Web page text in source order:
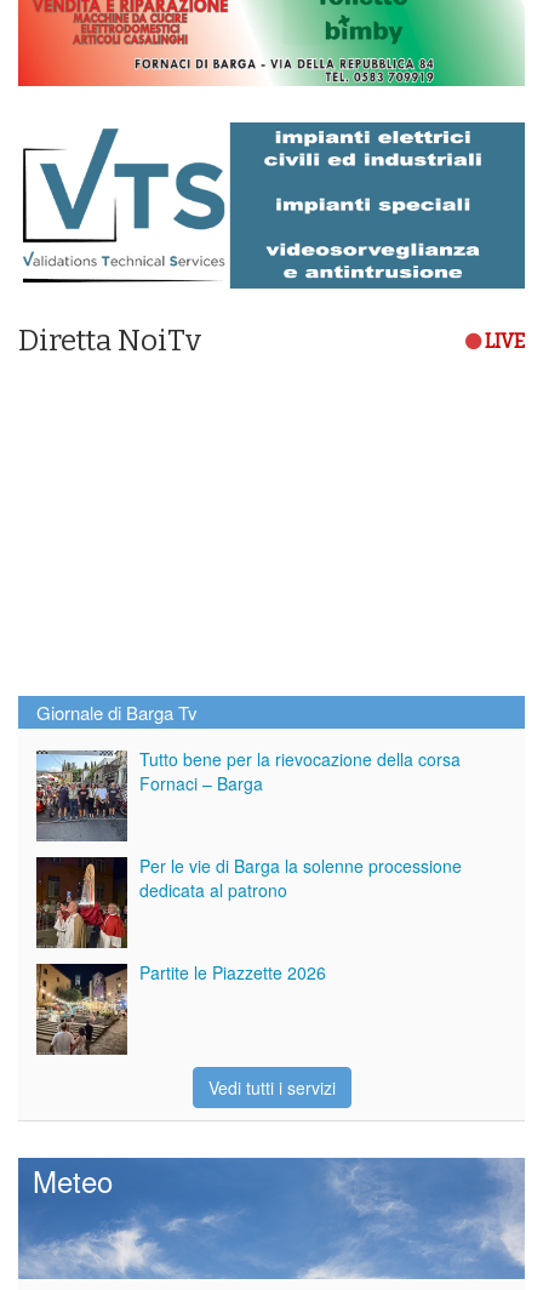
Diretta NoiTv LIVE
Giornale di Barga Tv
Tutto bene per la rievocazione della corsa
Fornaci – Barga
Per le vie di Barga la solenne processione
dedicata al patrono
Partite le Piazzette 2026
Vedi tutti i servizi
Meteo